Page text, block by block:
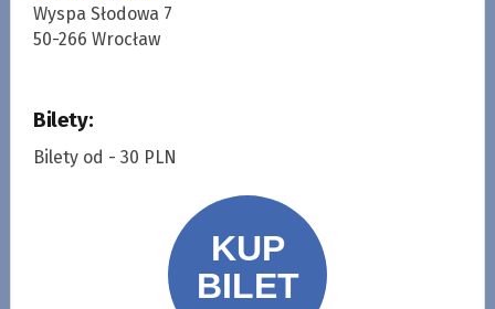
Wyspa Słodowa 7
50-266 Wrocław
Bilety:
Bilety od - 30 PLN